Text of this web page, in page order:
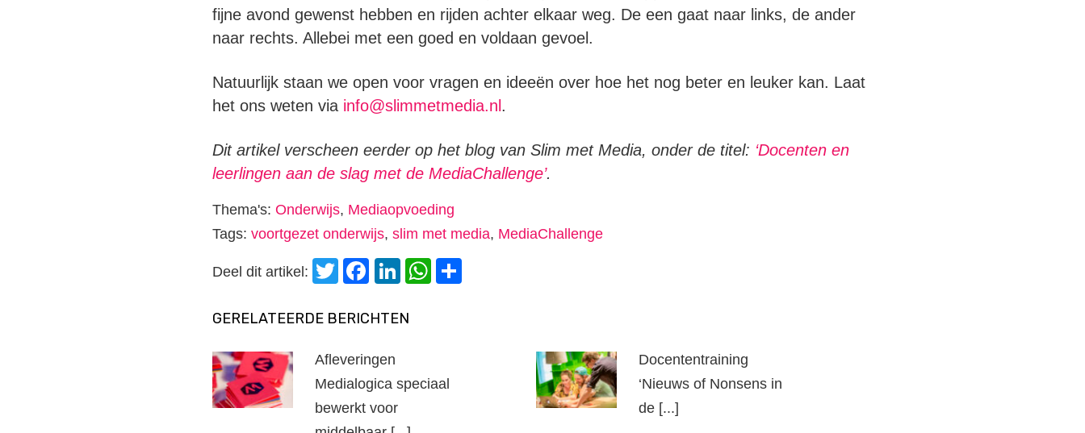
fijne avond gewenst hebben en rijden achter elkaar weg. De een gaat naar links, de ander
naar rechts. Allebei met een goed en voldaan gevoel.
Natuurlijk staan we open voor vragen en ideeën over hoe het nog beter en leuker kan. Laat
het ons weten via info@slimmetmedia.nl .
Dit artikel verscheen eerder op het blog van Slim met Media, onder de titel: ‘Docenten en
leerlingen aan de slag met de MediaChallenge’.
Thema's: Onderwijs, Mediaopvoeding
Tags: voortgezet onderwijs, slim met media, MediaChallenge
Deel dit artikel: Twitter
Facebook
LinkedIn
WhatsApp
GERELATEERDE BERICHTEN
Afleveringen
Medialogica speciaal
bewerkt voor
Docententraining
‘Nieuws of Nonsens in
de [...]